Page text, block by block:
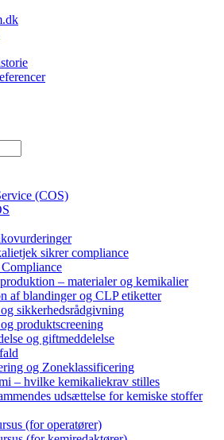
(COS)
sikrer compliance
– materialer og kemikalier
af blandinger og CLP etiketter
sikkerhedsrådgivning
produktscreening
og giftmeddelelse
og Zoneklassificering
– hvilke kemikaliekrav stilles
udsættelse for kemiske stoffer
(for operatører)